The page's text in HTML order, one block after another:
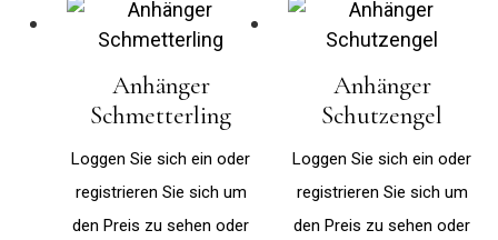
Anhänger
Schmetterling
Loggen Sie sich ein oder
registrieren Sie sich um
den Preis zu sehen oder
Anhänger
Schutzengel
Loggen Sie sich ein oder
registrieren Sie sich um
den Preis zu sehen oder